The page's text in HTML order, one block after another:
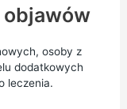
osoby z
dodatkowych
leczenia.